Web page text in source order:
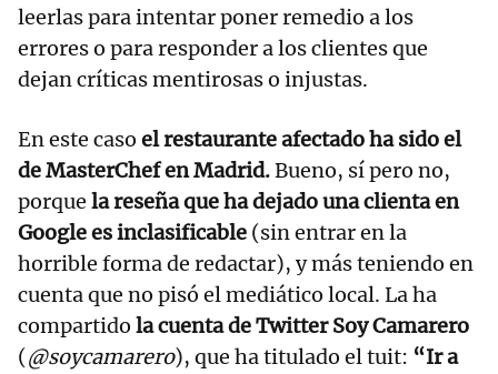
leerlas para intentar poner remedio a los
errores o para responder a los clientes que
dejan críticas mentirosas o injustas.
En este caso el restaurante afectado ha sido el
de MasterChef en Madrid.Bueno, sí pero no,
porque la reseña que ha dejado una clienta en
Google es inclasificable (sin entrar en la
horrible forma de redactar), y más teniendo en
cuenta que no pisó el mediático local. La ha
compartido la cuenta de Twitter Soy Camarero
(@soycamarero), que ha titulado el tuit: “Ir a